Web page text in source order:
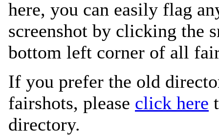
here, you can easily flag
screenshot by clicking the
bottom left corner of all
If you prefer the old
fairshots, please click here
directory.